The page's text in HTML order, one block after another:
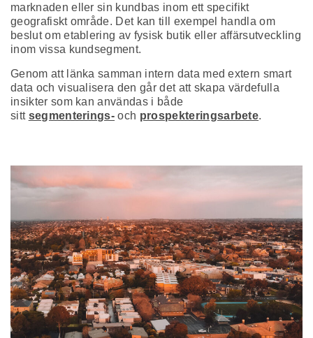
marknaden eller sin kundbas inom ett specifikt
geografiskt område. Det kan till exempel handla om
beslut om etablering av fysisk butik eller affärsutveckling
inom vissa kundsegment.
Genom att länka samman intern data med extern smart
data och visualisera den går det att skapa värdefulla
insikter som kan användas i både
sitt segmenterings- och prospekteringsarbete.